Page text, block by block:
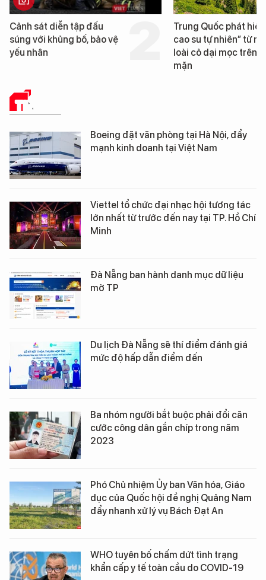
Trung Quốc phát hiện “mỏ
cao su tự nhiên” từ một
loài cỏ dại mọc trên đất
Loạt dự án bất động
Đà Nẵng sắp bị kiểm
TIN TỨC
Boeing đặt văn phòng tại Hà Nội, đẩy
mạnh kinh doanh tại Việt Nam
Viettel tổ chức đại nhạc hội tương tác
lớn nhất từ trước đến nay tại TP. Hồ Chí
Minh
Đà Nẵng ban hành danh mục dữ liệu
mở TP
Du lịch Đà Nẵng sẽ thí điểm đánh giá
mức độ hấp dẫn điểm đến
Ba nhóm người bắt buộc phải đổi căn
cước công dân gắn chíp trong năm
2023
Phó Chủ nhiệm Ủy ban Văn hóa, Giáo
dục của Quốc hội đề nghị Quảng Nam
đẩy nhanh xử lý vụ Bách Đạt An
WHO tuyên bố chấm dứt tình trạng
khẩn cấp y tế toàn cầu do COVID-19